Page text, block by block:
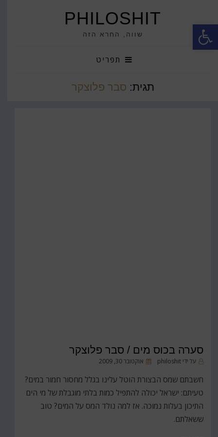
פתח סרגל נגישות PHILOSHIT
שווה, החרא הזה
תפריט
תגית: סבר פלוצקר
סערה בכוס מים / סבר פלוצקר
על ידי philoshit
פורסםאוקטובר 30, 2009
חשבתם שמס הבצורת הוטל עלינו בגלל מחסור חמור במים?
טעיתם: ישראל יכולה להתפיל כמות בלתי מוגבלת של מי הים
התיכון בעלות נמוכה. אז למה נולד המס על המים? טוב
ששאלתם.